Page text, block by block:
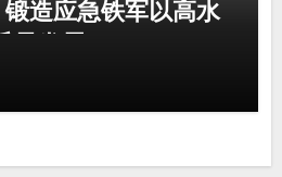
造应急铁军以高水